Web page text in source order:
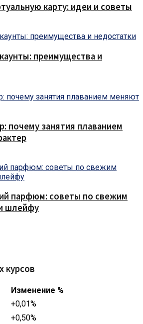
карту: идеи и советы
преимущества и
почему занятия плаванием
парфюм: советы по свежим
шлейфу
курсов
Изменение %
+0,01%
+0,50%